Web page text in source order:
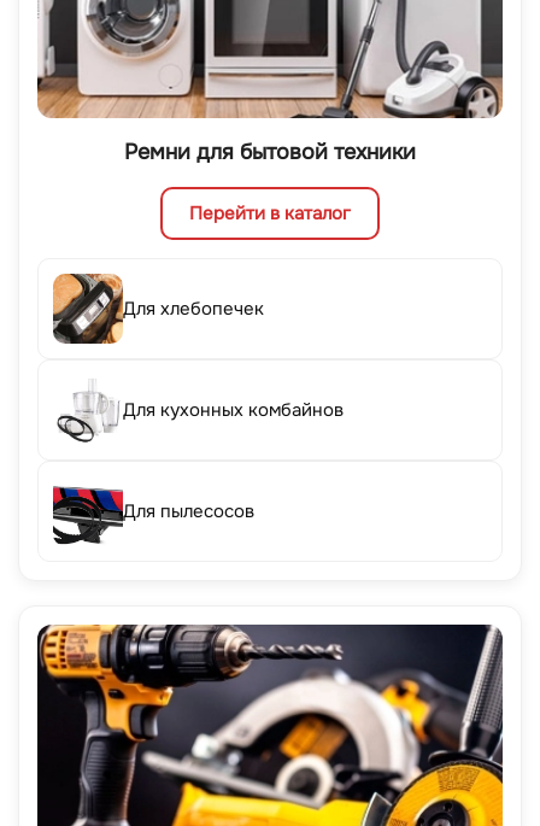
Ремни для бытовой техники
Перейти в каталог
Для хлебопечек
Для кухонных комбайнов
Для пылесосов